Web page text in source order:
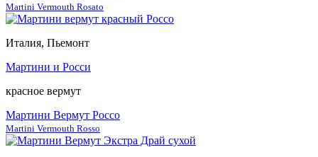
Martini Vermouth Rosato
Италия, Пьемонт
Мартини и Росси
красное вермут
Мартини Вермут Россо
Martini Vermouth Rosso